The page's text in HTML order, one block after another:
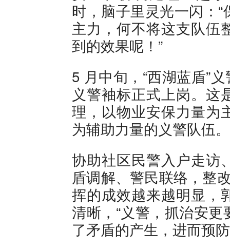
时，脑子里灵光一闪：
主力，何不将这支队伍
到的效果呢！”
5 月中旬，“西湖蓝盾”
义警袖标正式上岗。这
理，以物业安保力量为
为辅助力量的义警队伍。
协助社区民警入户走访
盾调解、警民联络，
挥的成效越来越明显，
清晰，“义警，抓治安
了矛盾的产生，进而预